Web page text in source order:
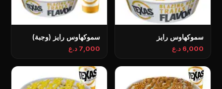
سموکهاوس رایز
6,000 د.ع
سموکهاوس رایز (وجبة)
7,000 د.ع